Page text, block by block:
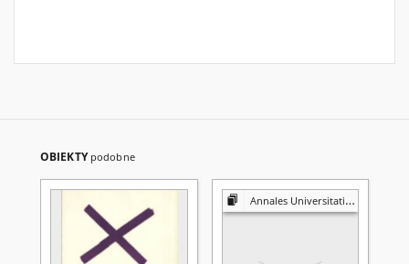
OBIEKTY podobne
Annales Universitatis Mariae Curie-Skłodowska. Sectio K, Politologia